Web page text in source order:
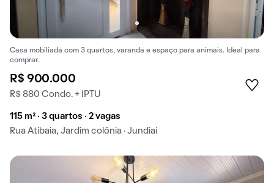
Casa mobiliada com 3 quartos, varanda e espaço para animais. Ideal para
comprar.
R$ 900.000
R$ 880 Condo. + IPTU
115 m² · 3 quartos · 2 vagas
Rua Atibaia, Jardim colônia · Jundiaí